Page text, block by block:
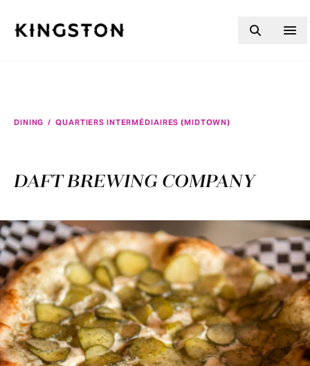
DINING / QUARTIERS INTERMÉDIAIRES (MIDTOWN)
DAFT BREWING COMPANY